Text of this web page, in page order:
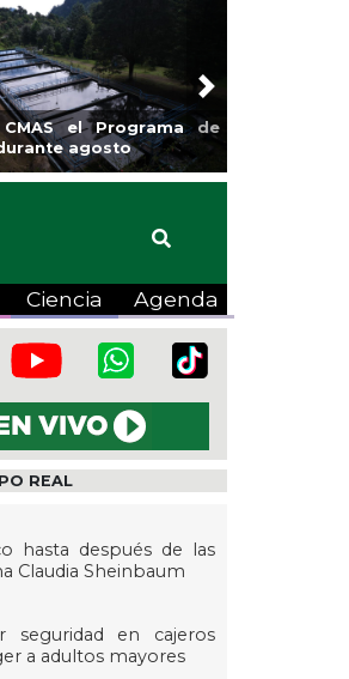
Coatzacoalcos
halterofilia con la
2026
Next
Ciencia Agenda
REAL
hasta después de las
Claudia Sheinbaum
seguridad en cajeros
a adultos mayores